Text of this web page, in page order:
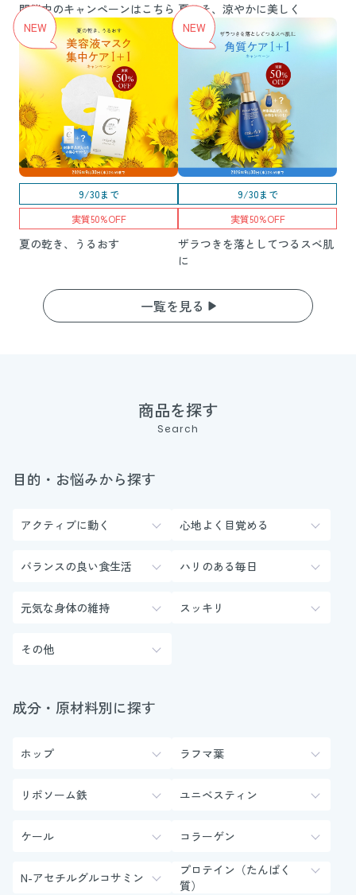
開催中のキャンペーンはこちら 夏こそ、涼やかに美しく
9/30まで
実質50%OFF
夏の乾き、うるおす
9/30まで
実質50%OFF
ザラつきを落としてつるスベ肌
に
一覧を見る
商品を探す
Search
目的・お悩みから探す
アクティブに動く 心地よく目覚める
バランスの良い食生活 ハリのある毎日
元気な身体の維持 スッキリ
その他
成分・原材料別に探す
ホップ ラフマ葉
リポソーム鉄 ユニベスティン
ケール コラーゲン
N-アセチルグルコサミン
プロテイン（たんぱく
質）